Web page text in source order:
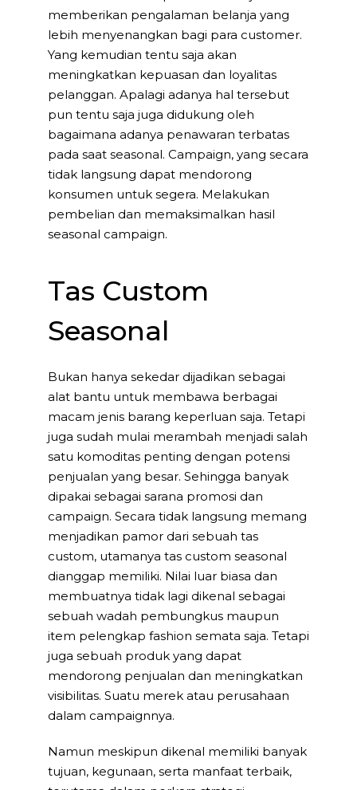
memberikan pengalaman belanja yang
lebih menyenangkan bagi para customer.
Yang kemudian tentu saja akan
meningkatkan kepuasan dan loyalitas
pelanggan. Apalagi adanya hal tersebut
pun tentu saja juga didukung oleh
bagaimana adanya penawaran terbatas
pada saat seasonal. Campaign, yang secara
tidak langsung dapat mendorong
konsumen untuk segera. Melakukan
pembelian dan memaksimalkan hasil
seasonal campaign.
Tas Custom
Seasonal
Bukan hanya sekedar dijadikan sebagai
alat bantu untuk membawa berbagai
macam jenis barang keperluan saja. Tetapi
juga sudah mulai merambah menjadi salah
satu komoditas penting dengan potensi
penjualan yang besar. Sehingga banyak
dipakai sebagai sarana promosi dan
campaign. Secara tidak langsung memang
menjadikan pamor dari sebuah tas
custom, utamanya tas custom seasonal
dianggap memiliki. Nilai luar biasa dan
membuatnya tidak lagi dikenal sebagai
sebuah wadah pembungkus maupun
item pelengkap fashion semata saja. Tetapi
juga sebuah produk yang dapat
mendorong penjualan dan meningkatkan
visibilitas. Suatu merek atau perusahaan
dalam campaignnya.
Namun meskipun dikenal memiliki banyak
tujuan, kegunaan, serta manfaat terbaik,